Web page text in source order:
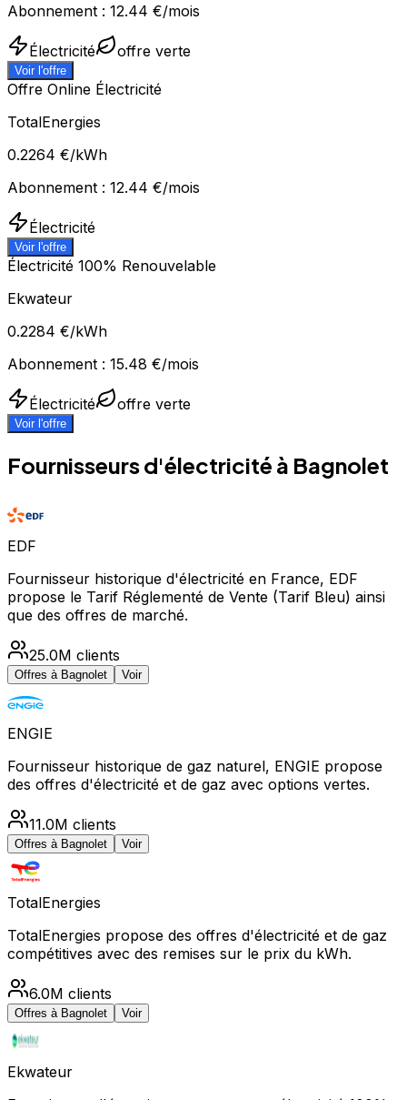
Abonnement : 12.44 €/mois
Électricité offre verte
Voir l'offre
Offre Online Électricité
TotalEnergies
0.2264 €/kWh
Abonnement : 12.44 €/mois
Électricité
Voir l'offre
Électricité 100% Renouvelable
Ekwateur
0.2284 €/kWh
Abonnement : 15.48 €/mois
Électricité offre verte
Voir l'offre
Fournisseurs d'électricité à Bagnolet
EDF
Fournisseur historique d'électricité en France, EDF
propose le Tarif Réglementé de Vente (Tarif Bleu) ainsi
que des offres de marché.
25.0M clients
Offres à Bagnolet Voir
ENGIE
Fournisseur historique de gaz naturel, ENGIE propose
des offres d'électricité et de gaz avec options vertes.
11.0M clients
Offres à Bagnolet Voir
TotalEnergies
TotalEnergies propose des offres d'électricité et de gaz
compétitives avec des remises sur le prix du kWh.
6.0M clients
Offres à Bagnolet Voir
Ekwateur